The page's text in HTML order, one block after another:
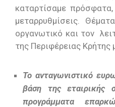
καταρτίσαμε
μεταρρυθμίσεις.
οργανωτικό και τον
της Περιφέρειας Κρήτης
Το ανταγωνιστικό
βάση της εταιρικής
προγράμματα